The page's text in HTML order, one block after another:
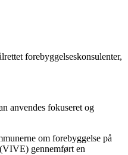
forebyggelseskonsulenter,
anvendes fokuseret og
om forebyggelse på
gennemført en